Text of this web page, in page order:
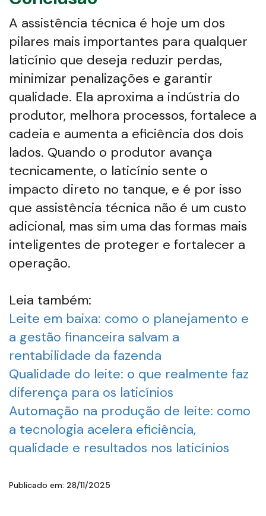
A assistência técnica é hoje um dos
pilares mais importantes para qualquer
laticínio que deseja reduzir perdas,
minimizar penalizações e garantir
qualidade. Ela aproxima a indústria do
produtor, melhora processos, fortalece a
cadeia e aumenta a eficiência dos dois
lados. Quando o produtor avança
tecnicamente, o laticínio sente o
impacto direto no tanque, e é por isso
que assistência técnica não é um custo
adicional, mas sim uma das formas mais
inteligentes de proteger e fortalecer a
operação.
Leia também:
Leite em baixa: como o planejamento e
a gestão financeira salvam a
rentabilidade da fazenda
Qualidade do leite: o que realmente faz
diferença para os laticínios
Automação na produção de leite: como
a tecnologia acelera eficiência,
qualidade e resultados nos laticínios
Publicado em: 28/11/2025